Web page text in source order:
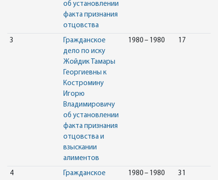
об установлении
факта признания
отцовства
3
Гражданское
дело по иску
Жойдик Тамары
Георгиевны к
Костромину
Игорю
Владимировичу
об установлении
факта признания
отцовства и
взыскании
алиментов
1980 – 1980 17
4
Гражданское
1980 – 1980 31